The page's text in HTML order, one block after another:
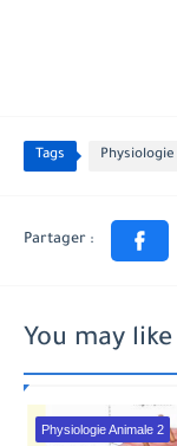
Tags
You may
Physiologie Animale 2